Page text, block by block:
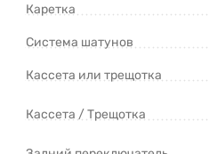
Каретка
Система шатунов
Кассета или трещотка
Кассета / Трещотка